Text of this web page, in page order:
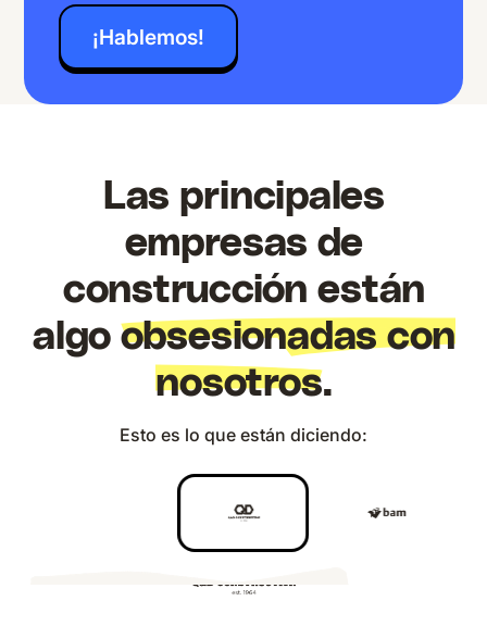
¡Hablemos!
Las principales
empresas de
construcción están
algo obsesionadas con
nosotros.
Esto es lo que están diciendo: